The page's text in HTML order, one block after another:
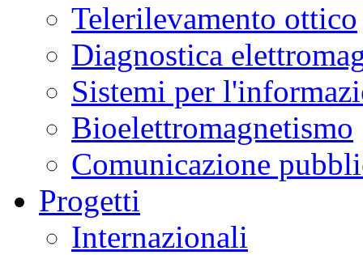
Telerilevamento ottico
Diagnostica
Sistemi per
Bioelettromagnetismo
Comunicazione
Progetti
Internazionali